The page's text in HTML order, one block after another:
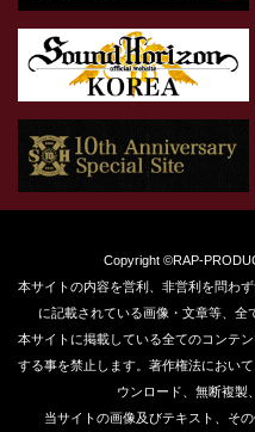
Copyright ©RAP-
本サイトの内容を営利、非営利を問わ
に記載されている画像・文章等、全
本サイトに掲載している全てのコンテ
する事を禁止します。著作権法におい
ウンロード、無断複製
当サイトの画像及びテキスト、そ